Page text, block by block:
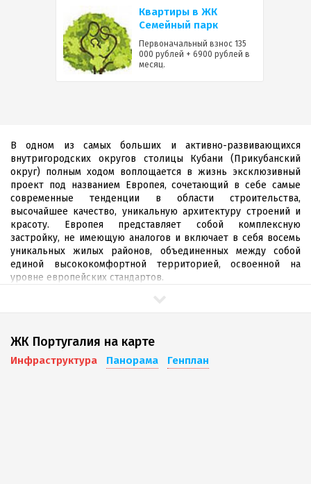
Квартиры в ЖК
Семейный парк
Первоначальный взнос 135
000 рублей + 6900 рублей в
месяц.
В одном из самых больших и активно-развивающихся
внутригородских округов столицы Кубани (Прикубанский
округ) полным ходом воплощается в жизнь эксклюзивный
проект под названием Европея, сочетающий в себе самые
современные тенденции в области строительства,
высочайшее качество, уникальную архитектуру строений и
красоту. Европея представляет собой комплексную
застройку, не имеющую аналогов и включает в себя восемь
уникальных жилых районов, объединенных между собой
единой высококомфортной территорией, освоенной на
уровне европейских стандартов.
ЖК «Португалия»создан на основе проверенных временем
ценностей европейского жизненного уклада, основным
базисом которого является максимальный комфорт, уют,
ЖК Португалия на карте
Инфраструктура Панорама Генплан